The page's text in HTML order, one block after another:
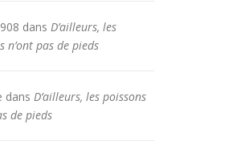
dans D’ailleurs, les
n’ont pas de pieds
dans D’ailleurs, les poissons
de pieds